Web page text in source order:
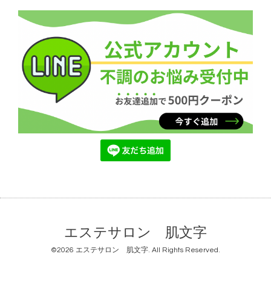
エステサロン 肌文字
©2026 エステサロン 肌文字. All Rights Reserved.